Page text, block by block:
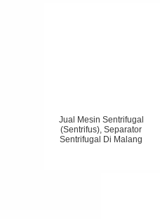
Jual Mesin Sentrifugal
(Sentrifus), Separator
Sentrifugal Di Malang